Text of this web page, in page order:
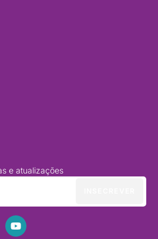
e atualizações